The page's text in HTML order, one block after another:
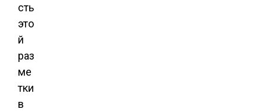
сть
это
й
раз
ме
тки
в